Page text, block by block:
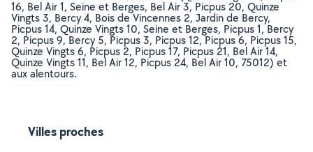
16, Bel Air 1, Seine et Berges, Bel Air 3, Picpus 20, Quinze
Vingts 3, Bercy 4, Bois de Vincennes 2, Jardin de Bercy,
Picpus 14, Quinze Vingts 10, Seine et Berges, Picpus 1, Bercy
2, Picpus 9, Bercy 5, Picpus 3, Picpus 12, Picpus 6, Picpus 15,
Quinze Vingts 6, Picpus 2, Picpus 17, Picpus 21, Bel Air 14,
Quinze Vingts 11, Bel Air 12, Picpus 24, Bel Air 10, 75012) et
aux alentours.
Villes proches